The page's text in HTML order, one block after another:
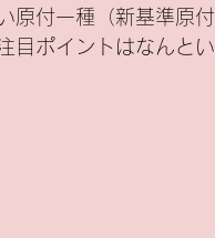
トフリーク こども
原付一種（新基準原付
目ポイントはなんと